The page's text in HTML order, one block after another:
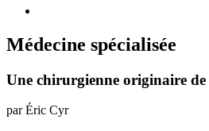
Médecine spécialisée
Une chirurgienne originaire
par Éric Cyr